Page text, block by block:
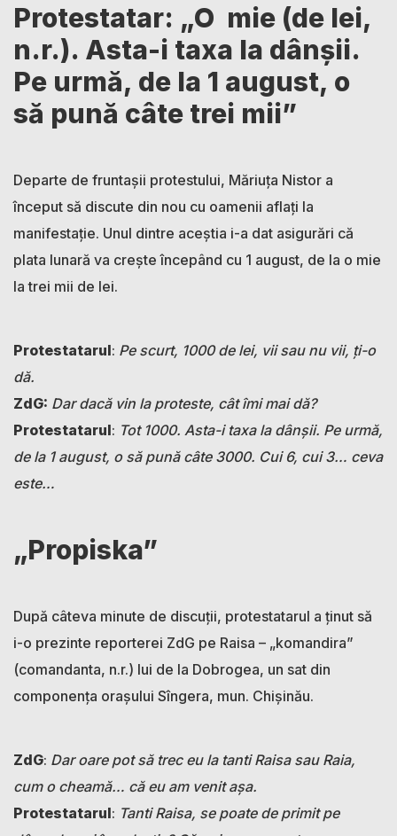
Protestatar: „O mie (de lei,
n.r.). Asta-i taxa la dânșii.
Pe urmă, de la 1 august, o
să pună câte trei mii”
Departe de fruntașii protestului, Măriuța Nistor a
început să discute din nou cu oamenii aflați la
manifestație. Unul dintre aceștia i-a dat asigurări că
plata lunară va crește începând cu 1 august, de la o mie
la trei mii de lei.
Protestatarul: Pe scurt, 1000 de lei, vii sau nu vii, ți-o
dă.
ZdG: Dar dacă vin la proteste, cât îmi mai dă?
Protestatarul: Tot 1000. Asta-i taxa la dânșii. Pe urmă,
de la 1 august, o să pună câte 3000. Cui 6, cui 3… ceva
este…
„Propiska”
După câteva minute de discuții, protestatarul a ținut să
i-o prezinte reporterei ZdG pe Raisa – „komandira”
(comandanta, n.r.) lui de la Dobrogea, un sat din
componența orașului Sîngera, mun. Chișinău.
ZdG: Dar oare pot să trec eu la tanti Raisa sau Raia,
cum o cheamă… că eu am venit așa.
Protestatarul: Tanti Raisa, se poate de primit pe